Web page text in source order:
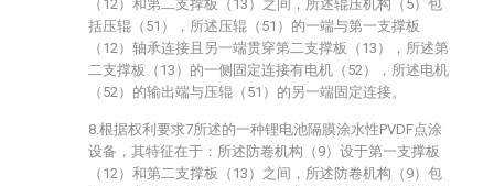
（12）和第二支撑板（13）之间，所述辊压机构（5）包
括压辊（51），所述压辊（51）的一端与第一支撑板
（12）轴承连接且另一端贯穿第二支撑板（13），所述第
二支撑板（13）的一侧固定连接有电机（52），所述电机
（52）的输出端与压辊（51）的另一端固定连接。
8.根据权利要求7所述的一种锂电池隔膜涂水性PVDF点涂
设备，其特征在于：所述防卷机构（9）设于第一支撑板
（12）和第二支撑板（13）之间，所述防卷机构（9）包